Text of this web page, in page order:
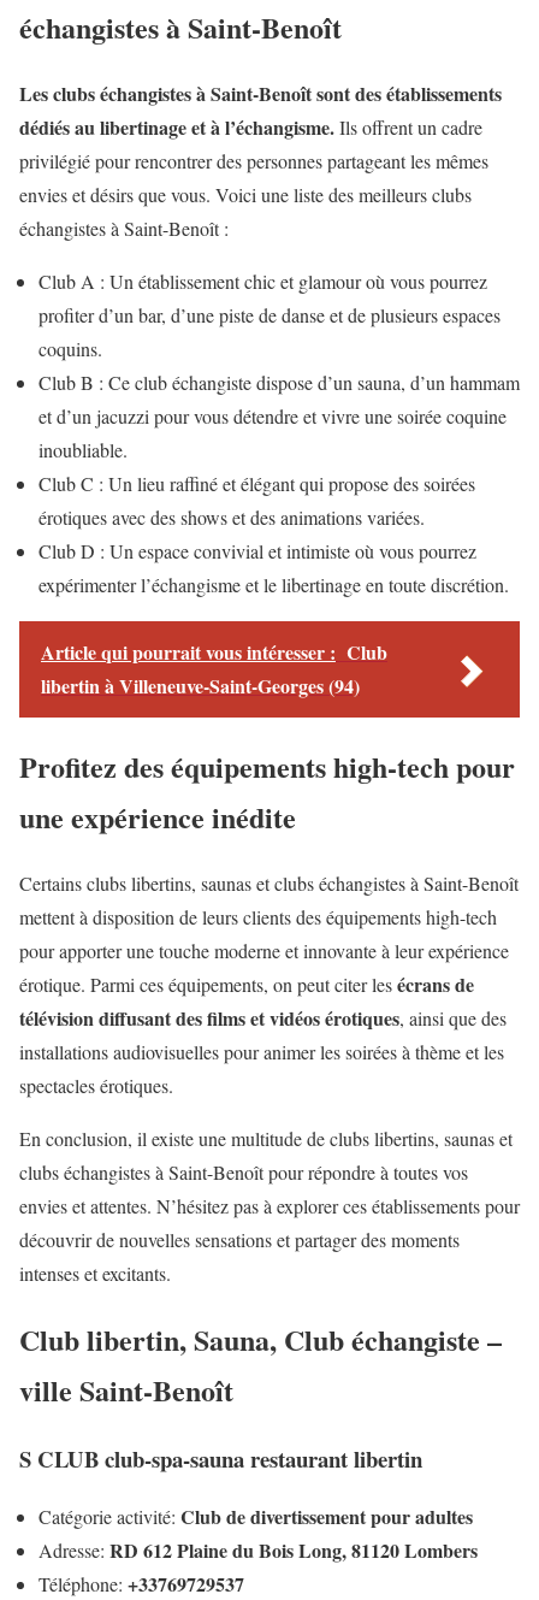
échangistes à Saint-Benoît
Les clubs échangistes à Saint-Benoît sont des établissements
dédiés au libertinage et à l’échangisme.Ils offrent un cadre
privilégié pour rencontrer des personnes partageant les mêmes
envies et désirs que vous. Voici une liste des meilleurs clubs
échangistes à Saint-Benoît :
Club A : Un établissement chic et glamour où vous pourrez
profiter d’un bar, d’une piste de danse et de plusieurs espaces
coquins.
Club B : Ce club échangiste dispose d’un sauna, d’un hammam
et d’un jacuzzi pour vous détendre et vivre une soirée coquine
inoubliable.
Club C : Un lieu raffiné et élégant qui propose des soirées
érotiques avec des shows et des animations variées.
Club D : Un espace convivial et intimiste où vous pourrez
expérimenter l’échangisme et le libertinage en toute discrétion.
Article qui pourrait vous intéresser : Club
libertin à Villeneuve-Saint-Georges (94)
Profitez des équipements high-tech pour
une expérience inédite
Certains clubs libertins, saunas et clubs échangistes à Saint-Benoît
mettent à disposition de leurs clients des équipements high-tech
pour apporter une touche moderne et innovante à leur expérience
érotique. Parmi ces équipements, on peut citer lesécrans de
télévision diffusant des films et vidéos érotiques, ainsi que des
installations audiovisuelles pour animer les soirées à thème et les
spectacles érotiques.
En conclusion, il existe une multitude de clubs libertins, saunas et
clubs échangistes à Saint-Benoît pour répondre à toutes vos
envies et attentes. N’hésitez pas à explorer ces établissements pour
découvrir de nouvelles sensations et partager des moments
intenses et excitants.
Club libertin, Sauna, Club échangiste –
ville Saint-Benoît
S CLUB club-spa-sauna restaurant libertin
Catégorie activité: Club de divertissement pour adultes
Adresse: RD 612 Plaine du Bois Long, 81120 Lombers
Téléphone: +33769729537